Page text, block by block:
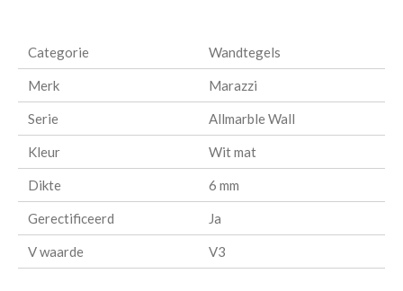
Categorie Wandtegels
Merk Marazzi
Serie Allmarble Wall
Kleur Wit mat
Dikte 6 mm
Gerectificeerd Ja
V waarde V3